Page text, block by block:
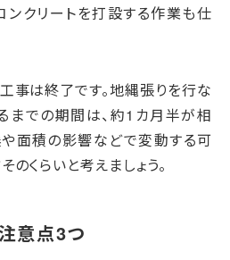
ンクリートを打設する作業も仕
事は終了です。地縄張りを行な
までの期間は、約1カ月半が相
や面積の影響などで変動する可
くらいと考えましょう。
意点3つ